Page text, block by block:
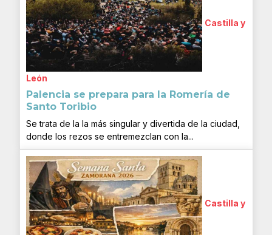
Castilla y
León
Palencia se prepara para la Romería de
Santo Toribio
Se trata de la la más singular y divertida de la ciudad,
donde los rezos se entremezclan con la...
Castilla y